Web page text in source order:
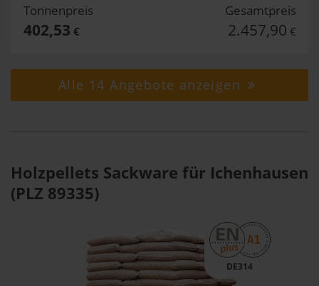
Tonnenpreis
402,53 €
Gesamtpreis
2.457,90 €
Alle 14 Angebote anzeigen
Holzpellets Sackware für Ichenhausen
(PLZ 89335)
DE314